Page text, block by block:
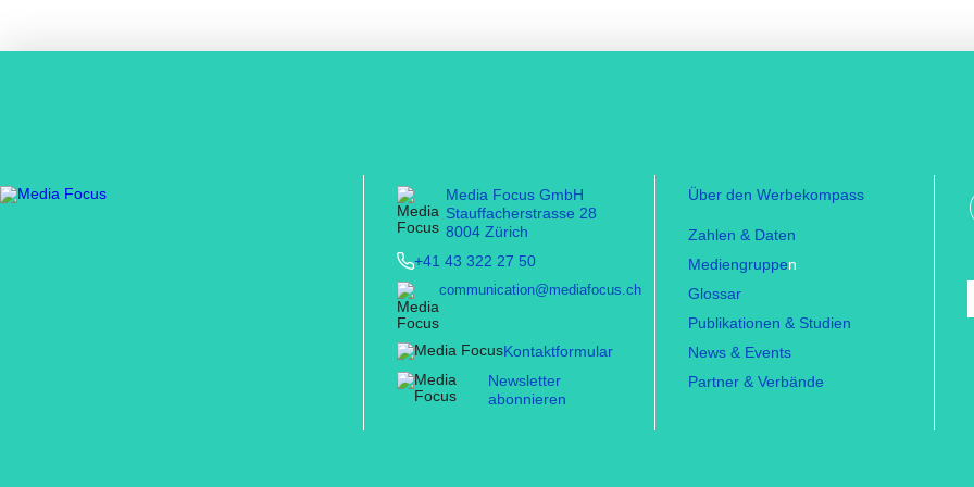
Media Focus GmbH
Stauffacherstrasse 28
8004 Zürich
+41 43 322 27 50
communication@mediafocus.ch
Kontaktformular
Newsletter
abonnieren
Über den Werbekompass
Zahlen & Daten
Mediengruppen
Glossar
Publikationen & Studien
News & Events
Partner & Verbände